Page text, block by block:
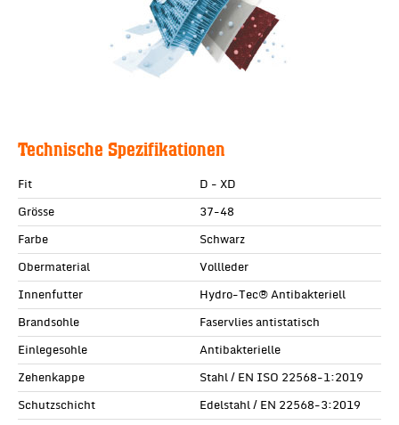
Technische Spezifikationen
Fit
D - XD
Grösse
37-48
Farbe
Schwarz
Obermaterial
Vollleder
Innenfutter
Hydro-Tec® Antibakteriell
Brandsohle
Faservlies antistatisch
Einlegesohle
Antibakterielle
Zehenkappe
Stahl / EN ISO 22568-1:2019
Schutzschicht
Edelstahl / EN 22568-3:2019